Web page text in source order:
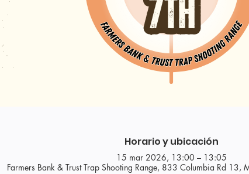
Horario y ubicación
15 mar 2026, 13:00 – 13:05
Farmers Bank & Trust Trap Shooting Range, 833 Columbia Rd